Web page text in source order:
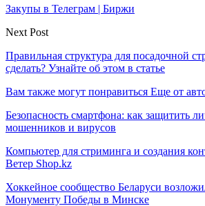
Закупы в Телеграм | Биржи
Next Post
Правильная структура для посадочной
сделать? Узнайте об этом в статье
Вам также могут понравиться Еще от
Безопасность смартфона: как защитить
мошенников и вирусов
Компьютер для стриминга и создания
Ветер Shop.kz
Хоккейное сообщество Беларуси
Монументу Победы в Минске